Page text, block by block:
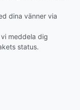
dina vänner via
meddela dig
status.